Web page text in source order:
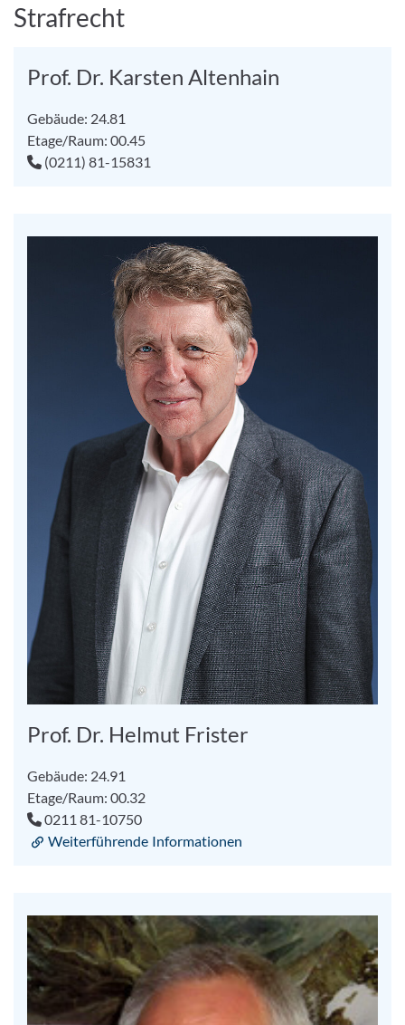
Strafrecht
Prof. Dr. Karsten Altenhain
Gebäude: 24.81
Etage/Raum: 00.45
(0211) 81-15831
Prof. Dr. Helmut Frister
Gebäude: 24.91
Etage/Raum: 00.32
0211 81-10750
Weiterführende Informationen